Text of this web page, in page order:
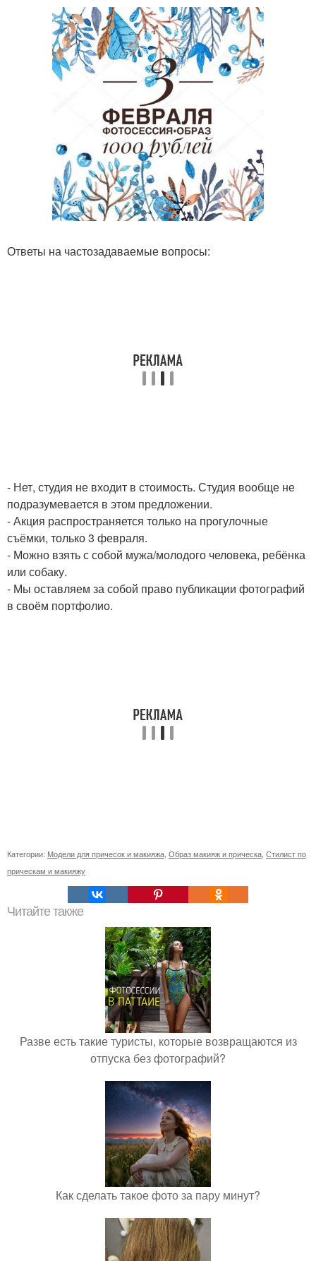
Ответы на частозадаваемые вопросы:
- Нет, студия не входит в стоимость. Студия вообще не
подразумевается в этом предложении.
- Акция распространяется только на прогулочные
съёмки, только 3 февраля.
- Можно взять с собой мужа/молодого человека, ребёнка
или собаку.
- Мы оставляем за собой право публикации фотографий
в своём портфолио.
Категории: Модели для причесок и макияжа Образ макияж и прическа Стилист по
прическам и макияжу
Читайте также
Разве есть такие туристы, которые возвращаются из
отпуска без фотографий?
Как сделать такое фото за пару минут?